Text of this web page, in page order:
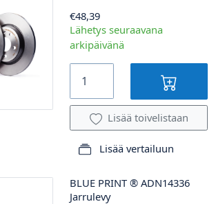
€48,39
Lähetys seuraavana
arkipäivänä
Lisää toivelistaan
Lisää vertailuun
BLUE PRINT ® ADN14336
Jarrulevy